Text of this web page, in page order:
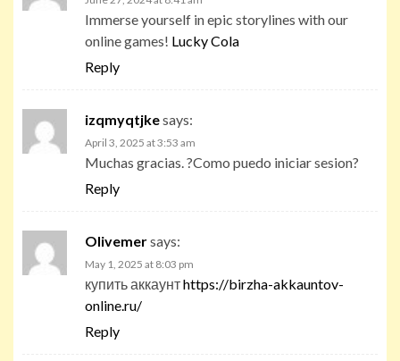
Immerse yourself in epic storylines with our
online games! Lucky Cola
Reply
izqmyqtjkesays:
April 3, 2025 at 3:53 am
Muchas gracias. ?Como puedo iniciar sesion?
Reply
Olivemersays:
May 1, 2025 at 8:03 pm
купить аккаунтhttps://birzha-akkauntov-
online.ru/
Reply